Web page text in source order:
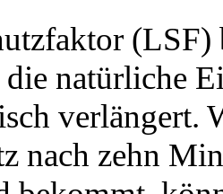
(LSF)
natürliche
verlängert.
nach zehn